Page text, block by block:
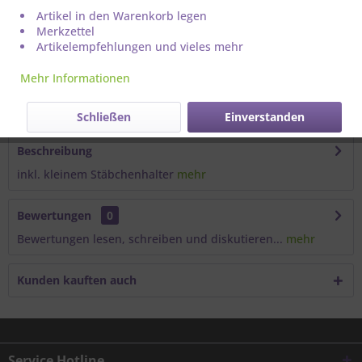
Beschreibung
inkl. kleinem Stäbchenhalter mehr
Bewertungen
0
Bewertungen lesen, schreiben und diskutieren... mehr
Kunden kauften auch
Artikel in den Warenkorb legen
Merkzettel
Artikelempfehlungen und vieles mehr
Mehr Informationen
Einverstanden
Schließen